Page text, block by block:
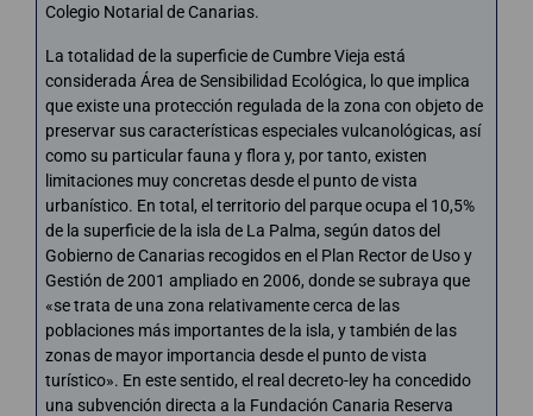
Colegio Notarial de Canarias.
La totalidad de la superficie de Cumbre Vieja está
considerada Área de Sensibilidad Ecológica, lo que implica
que existe una protección regulada de la zona con objeto de
preservar sus características especiales vulcanológicas, así
como su particular fauna y flora y, por tanto, existen
limitaciones muy concretas desde el punto de vista
urbanístico. En total, el territorio del parque ocupa el 10,5%
de la superficie de la isla de La Palma, según datos del
Gobierno de Canarias recogidos en el Plan Rector de Uso y
Gestión de 2001 ampliado en 2006, donde se subraya que
«se trata de una zona relativamente cerca de las
poblaciones más importantes de la isla, y también de las
zonas de mayor importancia desde el punto de vista
turístico». En este sentido, el real decreto-ley ha concedido
una subvención directa a la Fundación Canaria Reserva